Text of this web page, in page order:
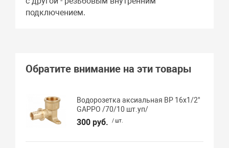
подключением.
Обратите внимание на эти товары
Водорозетка аксиальная ВР 16х1/2"
GAPPO /70/10 шт.уп/
300 руб. / шт.